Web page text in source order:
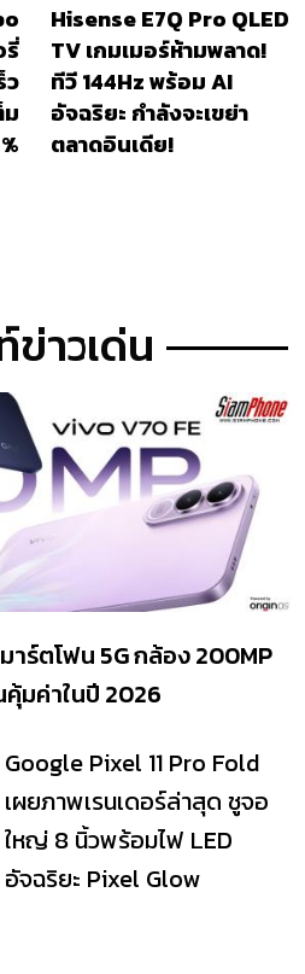
รี่
ว
ม
Hisense E7Q Pro QLED
TV เกมเมอร์ห้ามพลาด!
ทีวี 144Hz พร้อม AI
อัจฉริยะ กำลังจะเขย่า
ตลาดอินเดีย!
ข่าวเด่น
าร์ตโฟน 5G กล้อง 200MP
มค่าในปี 2026
Google Pixel 11 Pro Fold
เผยภาพเรนเดอร์ล่าสุด ชูจอ
ใหญ่ 8 นิ้วพร้อมไฟ LED
อัจฉริยะ Pixel Glow